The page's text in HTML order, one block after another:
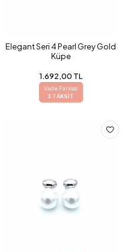
Elegant Seri 4 Pearl Grey Gold
Küpe
1.692,00 TL
Vade Farksız
3 TAKSİT